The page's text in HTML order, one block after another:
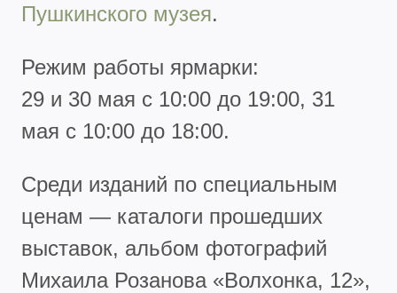
Пушкинского музея.
Режим работы ярмарки:
29 и 30 мая с 10:00 до 19:00, 31
мая с 10:00 до 18:00.
Среди изданий по специальным
ценам — каталоги прошедших
выставок, альбом фотографий
Михаила Розанова «Волхонка, 12»,